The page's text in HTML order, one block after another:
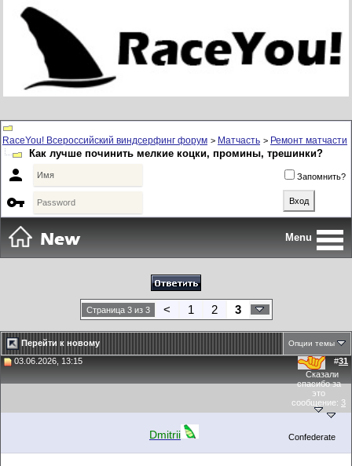
RaceYou! Всероссийский виндсерфинг форум > Матчасть > Ремонт матчасти
Как лучше починить мелкие коцки, промины, трешинки?
 Запомнить?

Menu
Страница 3 из 3 < 1 2 3
Перейти к новому Опции темы
03.06.2026, 13:15 #31
Сказали
спасибо за
это
сообщение: 3
Dmitrii Confederate